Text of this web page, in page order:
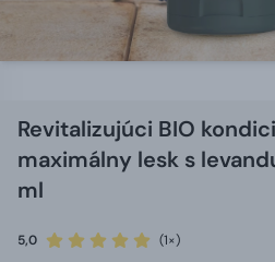
Revitalizujúci BIO
maximálny lesk s
ml
5,0 (1×)